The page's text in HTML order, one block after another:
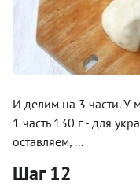
И делим на 3 части. У
1 часть 130 г - для
оставляем, ...
Шаг 12